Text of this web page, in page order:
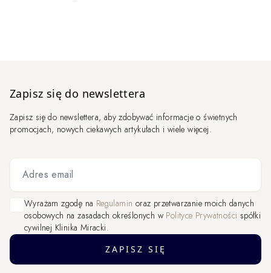
Zapisz się do newslettera
Zapisz się do newslettera, aby zdobywać informacje o świetnych
promocjach, nowych ciekawych artykułach i wiele więcej.
Adres email
Wyrażam zgodę na Regulamin oraz przetwarzanie moich danych
osobowych na zasadach określonych w Polityce Prywatności spółki
cywilnej Klinika Miracki.
ZAPISZ SIĘ